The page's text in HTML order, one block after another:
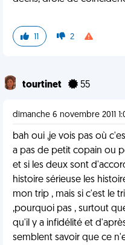
11 2
tourtinet 55
dimanche 6 novembre 2011
bah oui ,je vois pas où
a pas de petit copain ou
et si les deux sont
histoire sérieuse les
mon trip , mais si c'est le
,pourquoi pas , surtout
qu'il y a infidélité et
semblent savoir que ce